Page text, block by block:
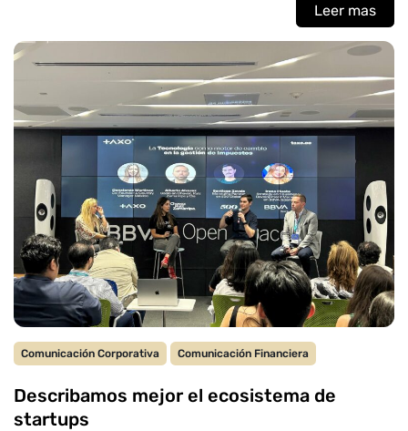
Leer mas
Comunicación Corporativa Comunicación Financiera
Describamos mejor el ecosistema de
startups